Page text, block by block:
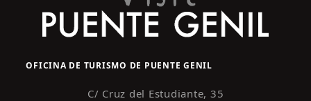
OFICINA DE TURISMO DE PUENTE GENIL
C/ Cruz del Estudiante, 35